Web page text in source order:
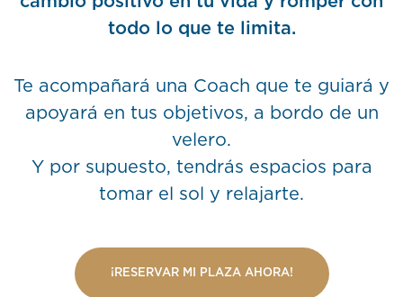
todo lo que te limita.
Te acompañará una Coach que te guiará y
apoyará en tus objetivos, a bordo de un
velero.
Y por supuesto, tendrás espacios para
tomar el sol y relajarte.
¡RESERVAR MI PLAZA AHORA!